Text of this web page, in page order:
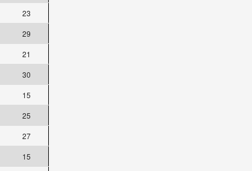
23
29
21
30
15
25
27
15